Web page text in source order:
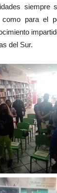
siempre
para el
del Sur.